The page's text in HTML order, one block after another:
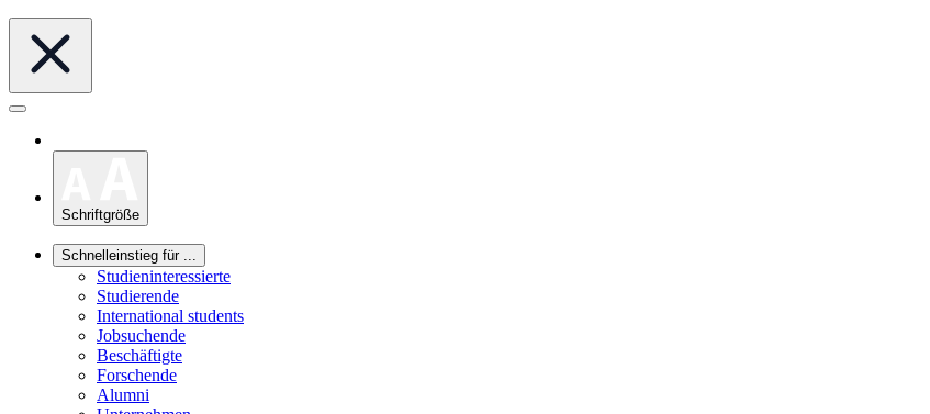
Schriftgröße
Schnelleinstieg für ...
Studieninteressierte
Studierende
International students
Jobsuchende
Beschäftigte
Forschende
Alumni